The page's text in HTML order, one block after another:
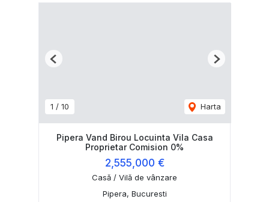
1 / 10 Harta
Previous Next
Pipera Vand Birou Locuinta Vila Casa
Proprietar Comision 0%
2,555,000 €
Casă / Vilă de vânzare
Pipera, Bucuresti